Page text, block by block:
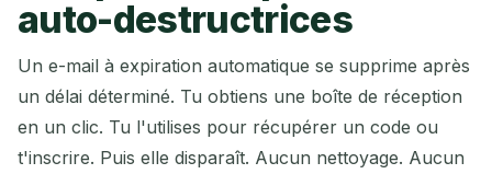
auto-destructrices
Un e-mail à expiration automatique se supprime après
un délai déterminé. Tu obtiens une boîte de réception
en un clic. Tu l'utilises pour récupérer un code ou
t'inscrire. Puis elle disparaît. Aucun nettoyage. Aucun